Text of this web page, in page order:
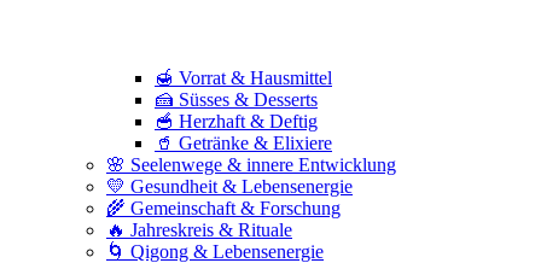
🍯 Vorrat & Hausmittel
🍰 Süsses & Desserts
🥣 Herzhaft & Deftig
🥤 Getränke & Elixiere
🌸 Seelenwege & innere Entwicklung
💛 Gesundheit & Lebensenergie
🌾 Gemeinschaft & Forschung
🔥 Jahreskreis & Rituale
🌀 Qigong & Lebensenergie